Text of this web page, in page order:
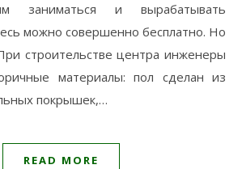
заниматься и вырабатывать
можно совершенно бесплатно. Но
строительстве центра инженеры
материалы: пол сделан из
покрышек,…
READ MORE